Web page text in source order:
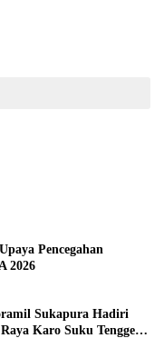
Pencegahan
2026
Sukapura Hadiri
Karo Suku Tengger